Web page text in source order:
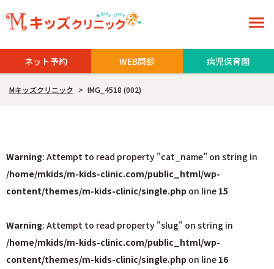
ネット予約 WEB問診 病児保育園
Mキッズクリニック > IMG_4518 (002)
Warning: Attempt to read property "cat_name" on string in
/home/mkids/m-kids-clinic.com/public_html/wp-
content/themes/m-kids-clinic/single.php on line 15
Warning: Attempt to read property "slug" on string in
/home/mkids/m-kids-clinic.com/public_html/wp-
content/themes/m-kids-clinic/single.php on line 16